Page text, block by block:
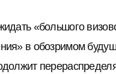
«большого
в обозримом